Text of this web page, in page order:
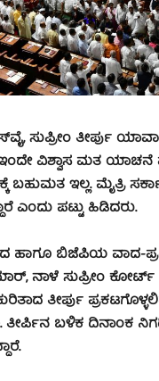
ಸುಪ್ರೀಂ ತೀರ್ಪು
ವಿಶ್ವಾಸ ಮತ ಯಾಚನೆ
ಬಹುಮತ ಇಲ್ಲ. ಮೈತ್ರಿ
ಎಂದು ಪಟ್ಟು ಹಿಡಿದರು.
ಹಾಗೂ ಬಿಜೆಪಿಯ ವಾದ-
ನಾಳೆ ಸುಪ್ರೀಂ
ತೀರ್ಪು
ತೀರ್ಪಿನ ಬಳಿಕ ದಿನಾಂಕ